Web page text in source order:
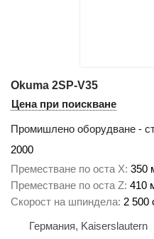
Okuma 2SP-V35
Цена при поискване
Промишлено оборудване -
2000
Преместване по оста X 350
Преместване по оста Z 410
Скорост на шпиндела 2 500
Германия, Kaiserslautern